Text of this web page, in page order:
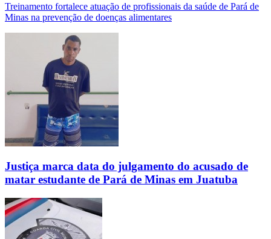
Treinamento fortalece atuação de profissionais da saúde de Pará de
Minas na prevenção de doenças alimentares
Justiça marca data do julgamento do acusado de
matar estudante de Pará de Minas em Juatuba